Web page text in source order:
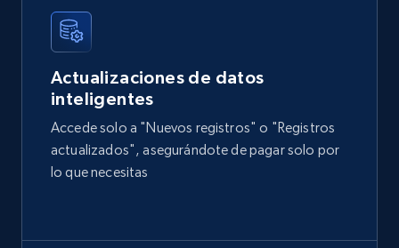
Company type, and more.
Business Popular Enriquecido
4.3K+ 381+ Buy Now
URL, Place id, Place name, Country, Address,
Actualizaciones de datos
inteligentes
Accede solo a "Nuevos registros" o "Registros
actualizados", asegurándote de pagar solo por
lo que necesitas